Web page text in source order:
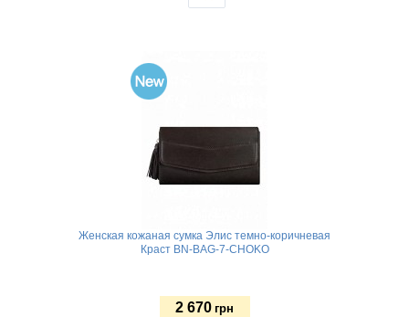
Женская кожаная сумка Элис темно-коричневая
Краст BN-BAG-7-CHOKO
2 670 грн